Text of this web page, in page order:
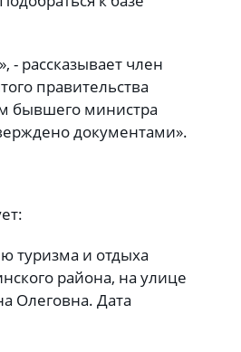
рассказывает член
правительства
бывшего министра
документами».
туризма и отдыха
района, на улице
Олеговна. Дата